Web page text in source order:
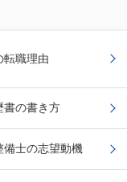
転職理由
書の書き方
備士の志望動機